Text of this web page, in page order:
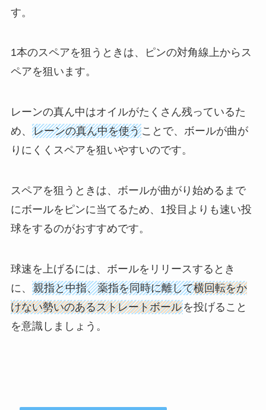
す。
1本のスペアを狙うときは、ピンの対角線上からス
ペアを狙います。
レーンの真ん中はオイルがたくさん残っているた
め、 レーンの真ん中を使うことで、ボールが曲が
りにくくスペアを狙いやすいのです。
スペアを狙うときは、ボールが曲がり始めるまで
にボールをピンに当てるため、1投目よりも速い投
球をするのがおすすめです。
球速を上げるには、ボールをリリースするとき
に、 親指と中指、薬指を同時に離して横回転をか
けない勢いのあるストレートボールを投げること
を意識しましょう。